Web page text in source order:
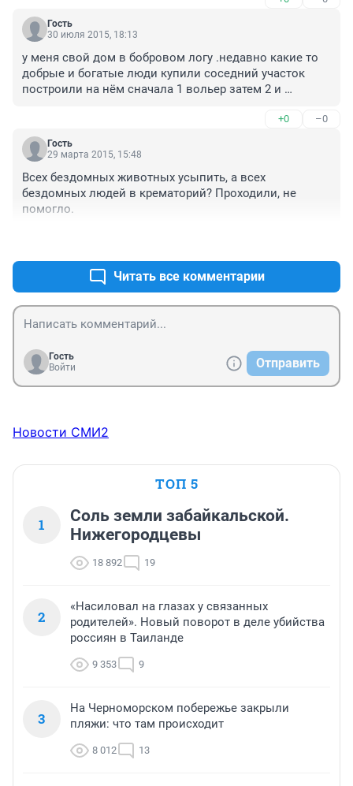
Гость
30 июля 2015, 18:13
у меня свой дом в бобровом логу .недавно какие то
добрые и богатые люди купили соседний участок
построили на нём сначала 1 вольер затем 2 и
около 20 штук .днём приезжают кормят их играют
милуются .вечером отваливают спокойно спят себе
дома . в это время ихние подопечные начинают петь
напролёт все 20 .а у нас не дачный посёлок мы люди
или( нелюди) живём там круглосуточно и
круглогодично .и нас что то никто не пожалеет не
поставят нам кондиционеры что бы мы окошки от
жары не открывали. а ведь многим с утра на какую то
никому ненужную работу надо идти. ничего
страшного мы же просто люди а не любимые всеми
собачки .честное слово я тоже очень люблю собак
могу.что делать то нам а добрые люди занимающиеся
благодеяниями собирающие бедных бездомных
собачек.
+0 –0
Гость
29 марта 2015, 15:48
Всех бездомных животных усыпить, а всех
бездомных людей в крематорий? Проходили, не
помогло.
Читать все комментарии
Гость
Войти
Отправить
Новости СМИ2
ТОП 5
1
Соль земли забайкальской.
Нижегородцевы
18 892 19
2
«Насиловал на глазах у связанных
родителей». Новый поворот в деле убийства
россиян в Таиланде
9 353 9
3
На Черноморском побережье закрыли
пляжи: что там происходит
8 012 13